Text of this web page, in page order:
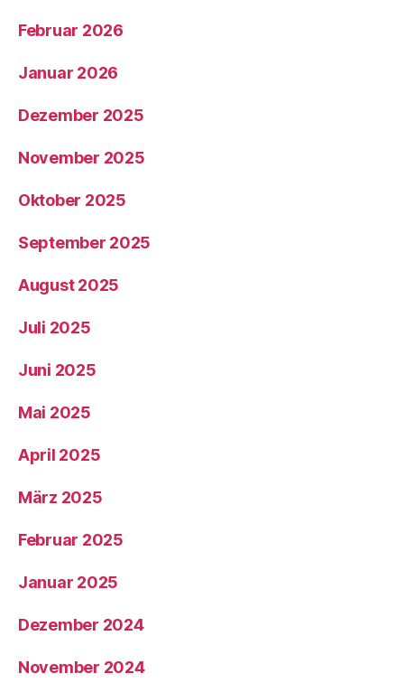
Februar 2026
Januar 2026
Dezember 2025
November 2025
Oktober 2025
September 2025
August 2025
Juli 2025
Juni 2025
Mai 2025
April 2025
März 2025
Februar 2025
Januar 2025
Dezember 2024
November 2024